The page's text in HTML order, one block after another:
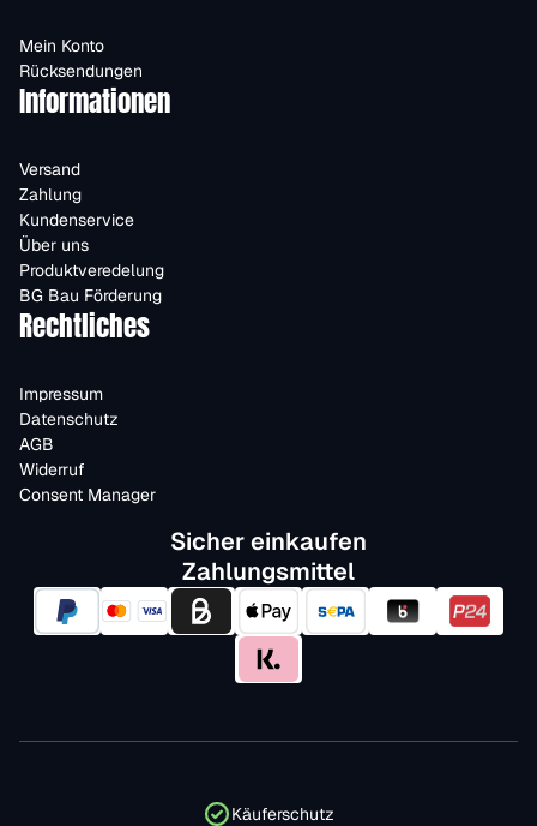
Mein Konto
Rücksendungen
Informationen
Versand
Zahlung
Kundenservice
Über uns
Produktveredelung
BG Bau Förderung
Rechtliches
Impressum
Datenschutz
AGB
Widerruf
Consent Manager
Sicher einkaufen
Zahlungsmittel
Käuferschutz